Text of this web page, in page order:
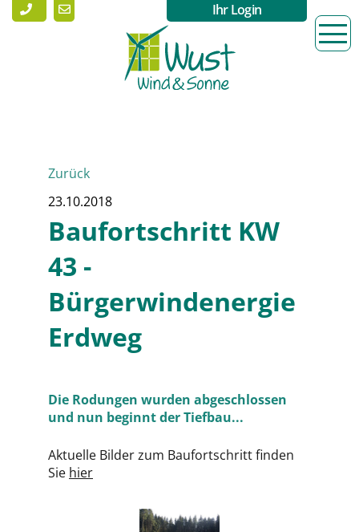
Ihr Login
Zurück
23.10.2018
Baufortschritt KW
43 -
Bürgerwindenergie
Erdweg
Die Rodungen wurden abgeschlossen
und nun beginnt der Tiefbau...
Aktuelle Bilder zum Baufortschritt finden
Sie hier